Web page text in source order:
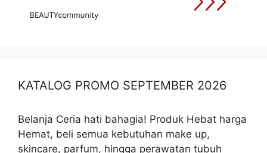
KATALOG PROMO SEPTEMBER 2026
Belanja Ceria hati bahagia! Produk Hebat harga
Hemat, beli semua kebutuhan make up,
skincare, parfum, hingga perawatan tubuh